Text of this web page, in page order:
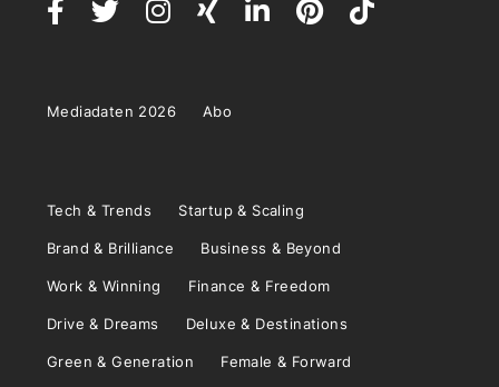
Mediadaten 2026 Abo
Tech & Trends Startup & Scaling
Brand & Brilliance Business & Beyond
Work & Winning Finance & Freedom
Drive & Dreams Deluxe & Destinations
Green & Generation Female & Forward